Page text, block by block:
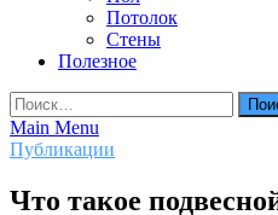
Потолок
Стены
Полезное
Найти:
Main Menu
Публикации
Что такое